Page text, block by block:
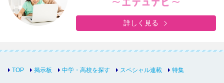
詳しく見る
TOP 掲示板 中学・高校を探す スペシャル連載 特集